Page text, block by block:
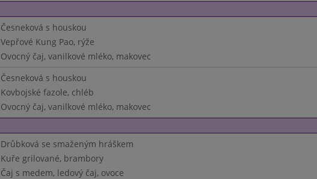
Česneková s houskou
Vepřové Kung Pao, rýže
Ovocný čaj, vanilkové mléko, makovec
Česneková s houskou
Kovbojské fazole, chléb
Ovocný čaj, vanilkové mléko, makovec
Drůbková se smaženým hráškem
Kuře grilované, brambory
Čaj s medem, ledový čaj, ovoce